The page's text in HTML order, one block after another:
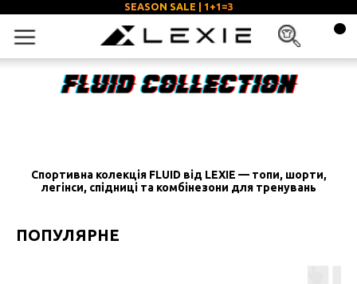
SEASON SALE | 1+1=3
Спортивна колекція FLUID від LEXIE — топи, шорти,
легінси, спідниці та комбінезони для тренувань
ПОПУЛЯРНЕ